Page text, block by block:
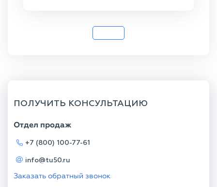
ПОЛУЧИТЬ КОНСУЛЬТАЦИЮ
Отдел продаж
+7 (800) 100-77-61
info@tu50.ru
Заказать обратный звонок